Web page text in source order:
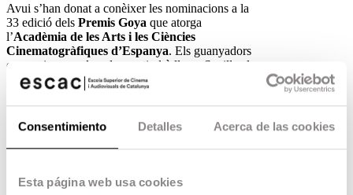
Consentimiento Detalles Acerca de las cookies
Esta página web usa cookies
Avui s’han donat a conèixer les nominacions a la
33 edició dels Premis Goya que atorga
l’Acadèmia de les Arts i les Ciències
Cinematogràfiques d’Espanya. Els guanyadors
es coneixeran a la gala que tindrà lloc a Sevilla el
proper 2 de febrer.
Millors Efectes Especials:
Lluis Rivera(juntament amb Félix
Bergés) perLa sombra de la ley.
Súperlopez